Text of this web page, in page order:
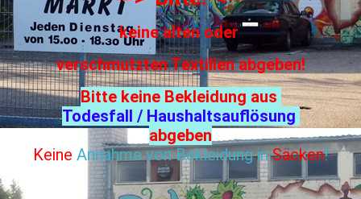
keine alten oder
verschmutzten Textilien abgeben!
Bitte keine Bekleidung aus
Todesfall / Haushaltsauflösung
abgeben
Keine Annahme von Bekleidung inSäcken!